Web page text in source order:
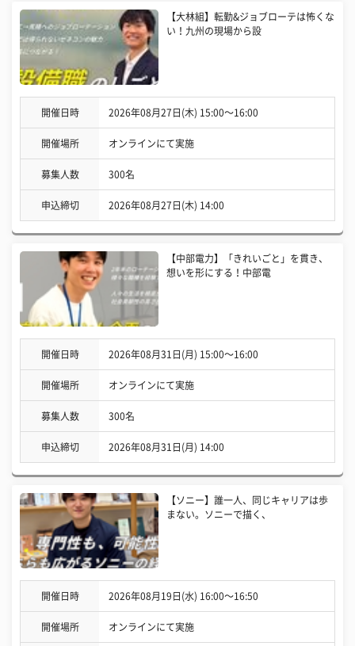
【大林組】転勤&ジョブローテは怖くな
い！九州の現場から設
開催日時 2026年08月27日(木) 15:00〜16:00
開催場所 オンラインにて実施
募集人数 300名
申込締切 2026年08月27日(木) 14:00
【中部電力】「きれいごと」を貫き、
想いを形にする！中部電
開催日時 2026年08月31日(月) 15:00〜16:00
開催場所 オンラインにて実施
募集人数 300名
申込締切 2026年08月31日(月) 14:00
【ソニー】誰一人、同じキャリアは歩
まない。ソニーで描く、
開催日時 2026年08月19日(水) 16:00〜16:50
開催場所 オンラインにて実施